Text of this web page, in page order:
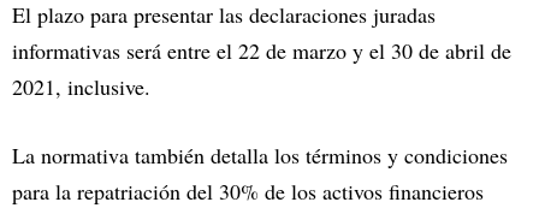
El plazo para presentar las declaraciones juradas
informativas será entre el 22 de marzo y el 30 de abril de
2021, inclusive.
La normativa también detalla los términos y condiciones
para la repatriación del 30% de los activos financieros